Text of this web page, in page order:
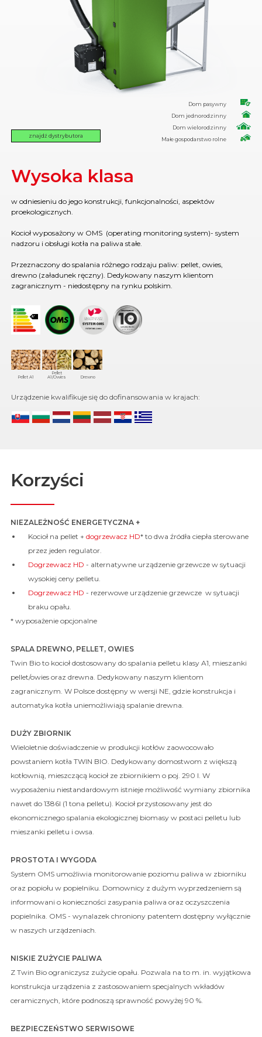
Wysoka klasa
w odniesieniu do jego konstrukcji, funkcjonalności, aspektów
proekologicznych.
Kocioł wyposażony w OMS (operating monitoring system)- system
nadzoru i obsługi kotła na paliwa stałe.
Przeznaczony do spalania różnego rodzaju paliw: pellet, owies,
drewno (załadunek ręczny). Dedykowany naszym klientom
zagranicznym - niedostępny na rynku polskim.
Pellet A1
Pellet
A1/Owies Drewno
Urządzenie kwalifikuje się do dofinansowania w krajach:
znajdź dystrybutora
Dom pasywny
Dom jednorodzinny
Dom wielorodzinny
Małe gospodarstwo rolne
Korzyści
NIEZALEŻNOŚĆ ENERGETYCZNA +
Kocioł na pellet + dogrzewacz HD* to dwa źródła ciepła sterowane
przez jeden regulator.
Dogrzewacz HD - alternatywne urządzenie grzewcze w sytuacji
wysokiej ceny pelletu.
Dogrzewacz HD - rezerwowe urządzenie grzewcze w sytuacji
braku opału.
* wyposażenie opcjonalne
SPALA DREWNO, PELLET, OWIES
Twin Bio to kocioł dostosowany do spalania pelletu klasy A1, mieszanki
pellet/owies oraz drewna. Dedykowany naszym klientom
zagranicznym. W Polsce dostępny w wersji NE, gdzie konstrukcja i
automatyka kotła uniemożliwiają spalanie drewna.
DUŻY ZBIORNIK
Wieloletnie doświadczenie w produkcji kotłów zaowocowało
powstaniem kotła TWIN BIO. Dedykowany domostwom z większą
kotłownią, mieszczącą kocioł ze zbiornikiem o poj. 290 l. W
wyposażeniu niestandardowym istnieje możliwość wymiany zbiornika
nawet do 1386l (1 tona pelletu). Kocioł przystosowany jest do
ekonomicznego spalania ekologicznej biomasy w postaci pelletu lub
mieszanki pelletu i owsa.
PROSTOTA I WYGODA
System OMS umożliwia monitorowanie poziomu paliwa w zbiorniku
oraz popiołu w popielniku. Domownicy z dużym wyprzedzeniem są
informowani o konieczności zasypania paliwa oraz oczyszczenia
popielnika. OMS - wynalazek chroniony patentem dostępny wyłącznie
w naszych urządzeniach.
NISKIE ZUŻYCIE PALIWA
Z Twin Bio ograniczysz zużycie opału. Pozwala na to m. in. wyjątkowa
konstrukcja urządzenia z zastosowaniem specjalnych wkładów
ceramicznych, które podnoszą sprawność powyżej 90 %.
BEZPIECZEŃSTWO SERWISOWE